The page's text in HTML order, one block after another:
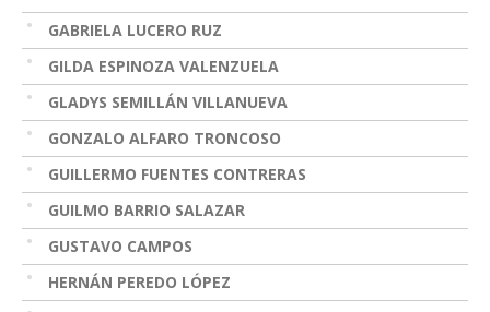
GABRIELA LUCERO RUZ
GILDA ESPINOZA VALENZUELA
GLADYS SEMILLÁN VILLANUEVA
GONZALO ALFARO TRONCOSO
GUILLERMO FUENTES CONTRERAS
GUILMO BARRIO SALAZAR
GUSTAVO CAMPOS
HERNÁN PEREDO LÓPEZ